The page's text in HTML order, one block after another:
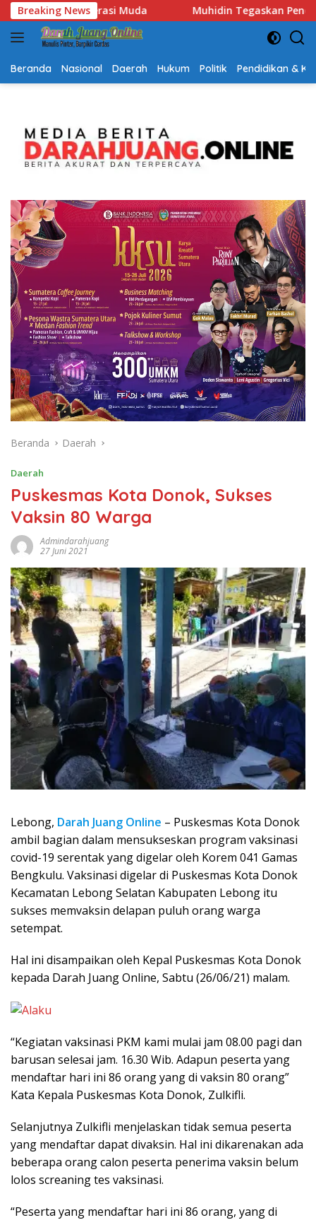
Langsung
ke
konten
Breaking NewsPenempatan Pejabat Kalsel Berbasis Kompetensi,
Beranda Nasional Daerah Hukum Politik Pendidikan &
Beranda Daerah
Daerah
Puskesmas Kota Donok, Sukses
Vaksin 80 Warga
Admindarahjuang
27 Juni 2021
Lebong, Darah Juang Online – Puskesmas Kota Donok
ambil bagian dalam mensukseskan program vaksinasi
covid-19 serentak yang digelar oleh Korem 041 Gamas
Bengkulu. Vaksinasi digelar di Puskesmas Kota Donok
Kecamatan Lebong Selatan Kabupaten Lebong itu
sukses memvaksin delapan puluh orang warga
setempat.
Hal ini disampaikan oleh Kepal Puskesmas Kota Donok
kepada Darah Juang Online, Sabtu (26/06/21) malam.
“Kegiatan vaksinasi PKM kami mulai jam 08.00 pagi dan
barusan selesai jam. 16.30 Wib. Adapun peserta yang
mendaftar hari ini 86 orang yang di vaksin 80 orang”
Kata Kepala Puskesmas Kota Donok, Zulkifli.
Selanjutnya Zulkifli menjelaskan tidak semua peserta
yang mendaftar dapat divaksin. Hal ini dikarenakan ada
beberapa orang calon peserta penerima vaksin belum
lolos screaning tes vaksinasi.
“Peserta yang mendaftar hari ini 86 orang, yang di